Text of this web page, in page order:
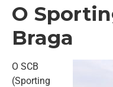
O
Braga
O SCB
(Sporting